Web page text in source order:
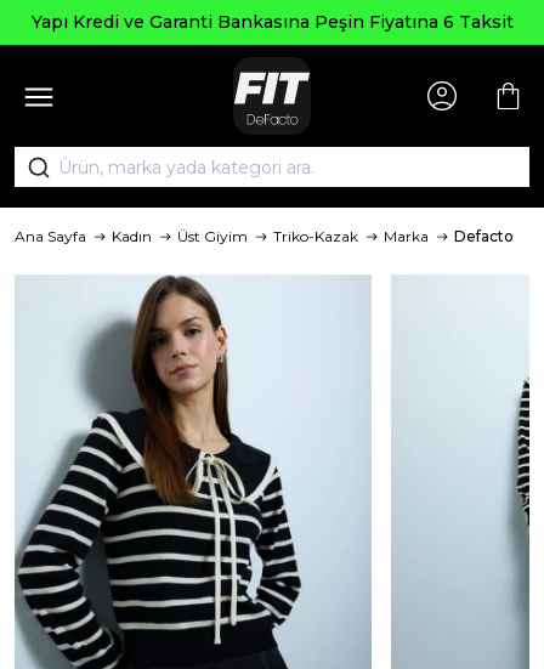
Yapı Kredi ve Garanti Bankasına Peşin Fiyatına 6 Taksit
Ana Sayfa Kadın Üst Giyim Triko-Kazak Marka Defacto